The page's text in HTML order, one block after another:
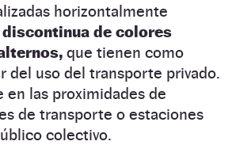
horizontalmente
de colores
que tienen como
del uso del transporte privado.
en las proximidades de
de transporte o estaciones
colectivo.